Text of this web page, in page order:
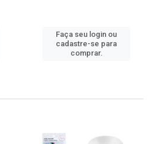
Faça seu login ou
cadastre-se para
comprar.